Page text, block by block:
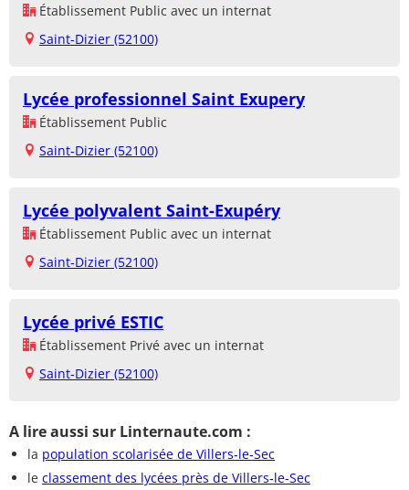
Établissement Public avec un internat
Saint-Dizier (52100)
Lycée professionnel Saint Exupery
Établissement Public
Saint-Dizier (52100)
Lycée polyvalent Saint-Exupéry
Établissement Public avec un internat
Saint-Dizier (52100)
Lycée privé ESTIC
Établissement Privé avec un internat
Saint-Dizier (52100)
A lire aussi sur Linternaute.com :
la population scolarisée de Villers-le-Sec
le classement des lycées près de Villers-le-Sec